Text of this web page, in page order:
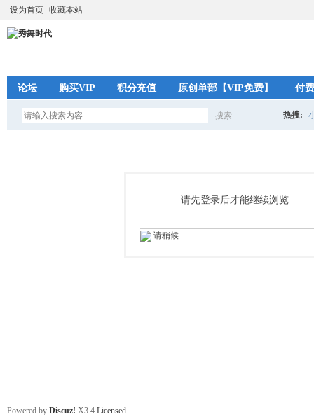
设为首页 收藏本站
论坛 购买VIP 积分充值 原创单部【VIP免费】 付
搜索
索
热搜:
请先登录后才能继续浏览
请稍候...
Powered by Discuz! X3.4 Licensed